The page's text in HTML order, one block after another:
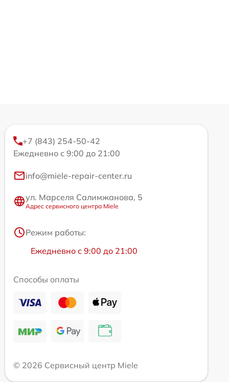
+7 (843) 254-50-42
Ежедневно с 9:00 до 21:00
info@miele-repair-center.ru
ул. Марселя Салимжанова, 5
Адрес сервисного центра Miele
Режим работы:
Ежедневно с 9:00 до 21:00
Способы оплаты
© 2026 Сервисный центр Miele